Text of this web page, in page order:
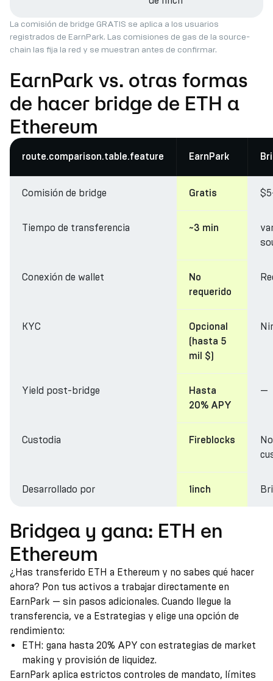
La comisión de bridge GRATIS se aplica a los usuarios
registrados de EarnPark. Las comisiones de gas de la source-
chain las fija la red y se muestran antes de confirmar.
EarnPark vs. otras formas
de hacer bridge de ETH a
Ethereum
route.comparison.table.feature EarnPark
Comisión de bridge Gratis
Tiempo de transferencia ~3 min
Conexión de wallet
No
requerido
KYC
Opcional
(hasta 5
mil $)
Yield post-bridge
Hasta
20% APY
—
Custodia Fireblocks
Desarrollado por 1inch
Bridgea y gana: ETH en
Ethereum
¿Has transferido ETH a Ethereum y no sabes qué hacer
ahora? Pon tus activos a trabajar directamente en
EarnPark — sin pasos adicionales. Cuando llegue la
transferencia, ve a Estrategias y elige una opción de
rendimiento:
ETH: gana hasta 20% APY con estrategias de market
making y provisión de liquidez.
EarnPark aplica estrictos controles de mandato, límites